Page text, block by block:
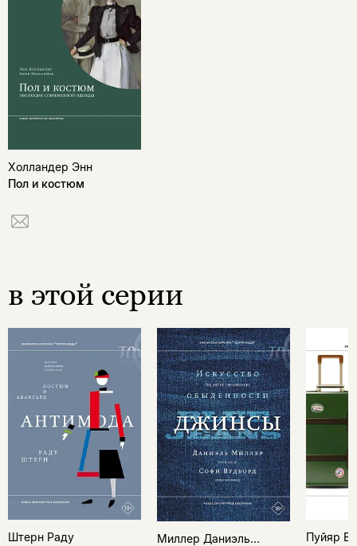
Холландер Энн
Пол и костюм
в этой серии
Штерн Раду
Миллер Даниэль...
Пуйяр